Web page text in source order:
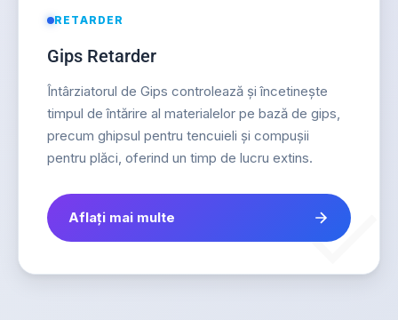
RETARDER
Gips Retarder
Întârziatorul de Gips controlează și încetinește
timpul de întărire al materialelor pe bază de gips,
precum ghipsul pentru tencuieli și compușii
pentru plăci, oferind un timp de lucru extins.
Aflați mai multe